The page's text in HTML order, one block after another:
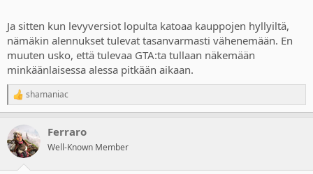
Ja sitten kun levyversiot lopulta katoaa kauppojen hyllyiltä,
nämäkin alennukset tulevat tasanvarmasti vähenemään. En
muuten usko, että tulevaa GTA:ta tullaan näkemään
minkäänlaisessa alessa pitkään aikaan.
R
e
c
t
i
shamaniac
Ferraro
Well-Known Member